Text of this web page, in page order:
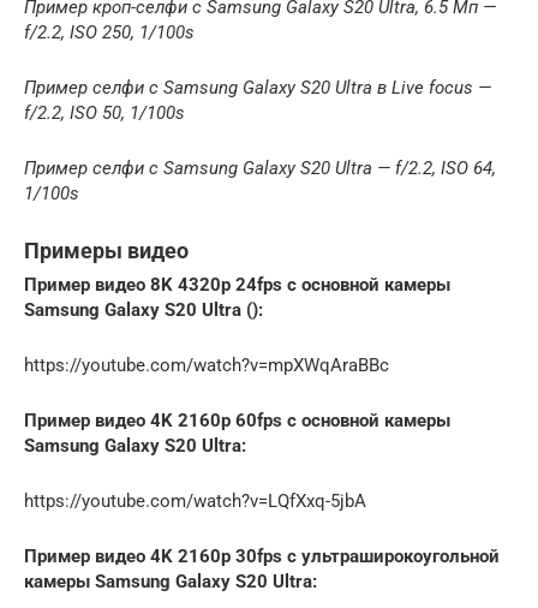
Пример кроп-селфи с Samsung Galaxy S20 Ultra, 6.5 Мп —
f/2.2, ISO 250, 1/100s
Пример селфи с Samsung Galaxy S20 Ultra в Live focus —
f/2.2, ISO 50, 1/100s
Пример селфи с Samsung Galaxy S20 Ultra — f/2.2, ISO 64,
1/100s
Примеры видео
Пример видео 8K 4320p 24fps с основной камеры
Samsung Galaxy S20 Ultra ():
https://youtube.com/watch?v=mpXWqAraBBc
Пример видео 4K 2160p 60fps с основной камеры
Samsung Galaxy S20 Ultra:
https://youtube.com/watch?v=LQfXxq-5jbA
Пример видео 4K 2160p 30fps с ультраширокоугольной
камеры Samsung Galaxy S20 Ultra: